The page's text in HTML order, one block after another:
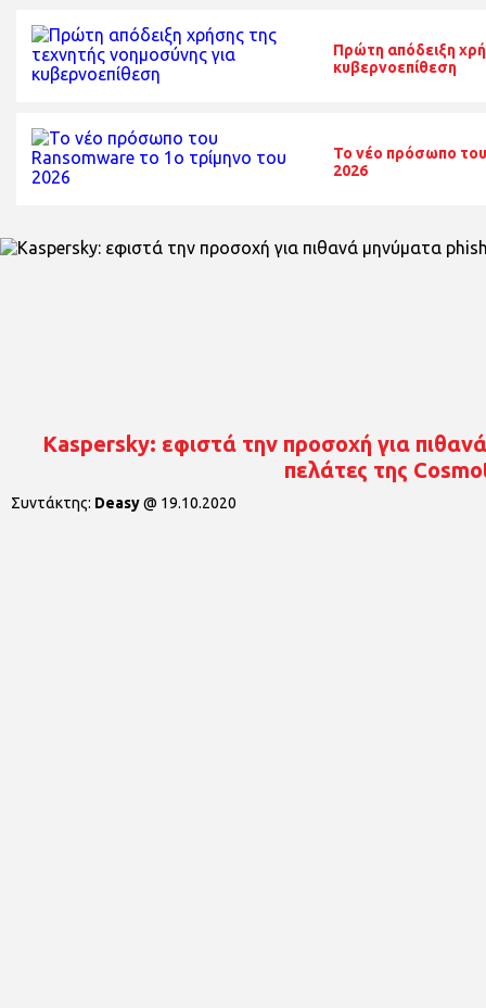
Πρώτη απόδειξη
κυβερνοεπίθεση
Το νέο πρόσωπο
2026
Kaspersky: εφιστά την προσοχή για
πελάτες της
Συντάκτης: Deasy@ 19.10.2020